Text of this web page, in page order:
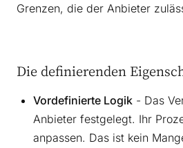
Grenzen, die der Anbieter
Die definierenden
Vordefinierte Logik - Das
Anbieter festgelegt. Ihr
anpassen. Das ist kein